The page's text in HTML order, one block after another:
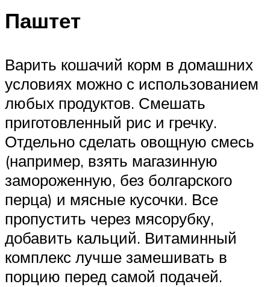
Паштет
Варить кошачий корм в домашних
условиях можно с использованием
любых продуктов. Смешать
приготовленный рис и гречку.
Отдельно сделать овощную смесь
(например, взять магазинную
замороженную, без болгарского
перца) и мясные кусочки. Все
пропустить через мясорубку,
добавить кальций. Витаминный
комплекс лучше замешивать в
порцию перед самой подачей.